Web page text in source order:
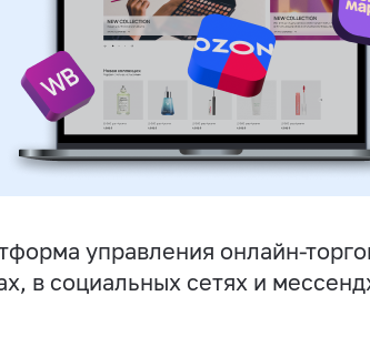
управления онлайн-
в социальных сетях и